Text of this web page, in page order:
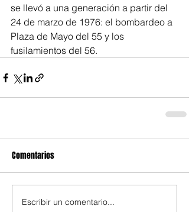
se llevó a una generación a partir del
24 de marzo de 1976: el bombardeo a
Plaza de Mayo del 55 y los
fusilamientos del 56.
Comentarios
Escribir un comentario...